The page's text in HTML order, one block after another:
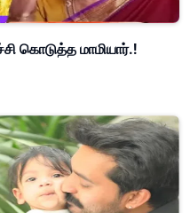
கொடுத்த மாமியார்.!